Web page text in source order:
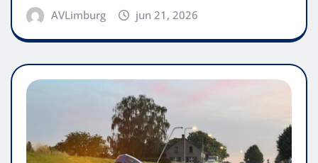
AVLimburg jun 21, 2026